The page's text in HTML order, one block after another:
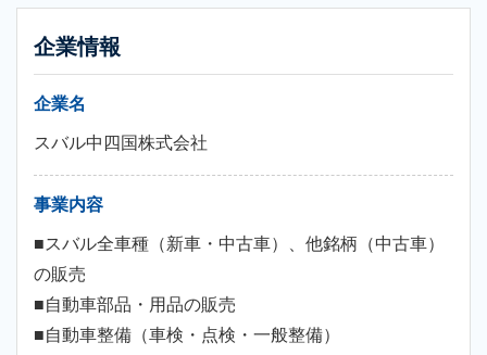
企業情報
企業名
スバル中四国株式会社
事業内容
■スバル全車種（新車・中古車）、他銘柄（中古車）
の販売
■自動車部品・用品の販売
■自動車整備（車検・点検・一般整備）